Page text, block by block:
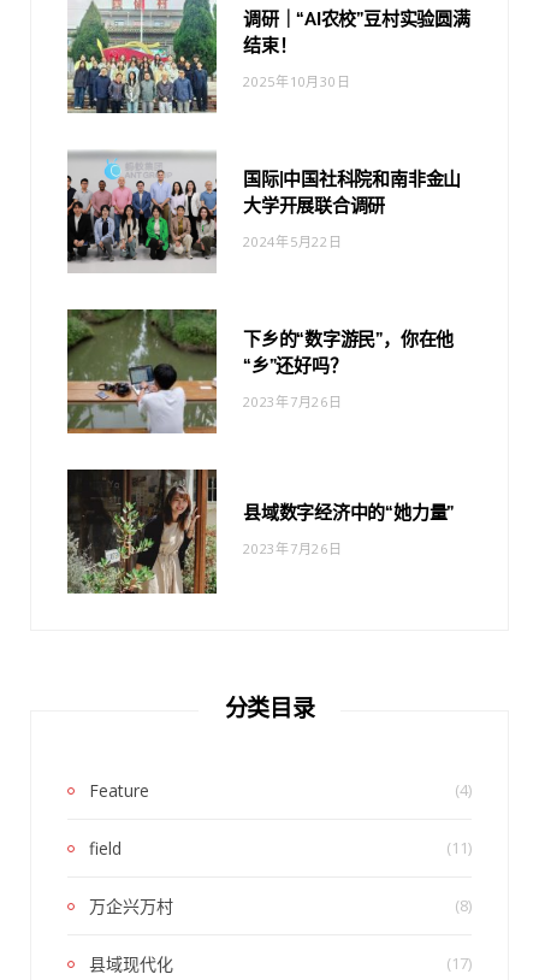
调研｜“AI农校”豆村实验圆满
结束！
2025年10月30日
国际|中国社科院和南非金山
大学开展联合调研
2024年5月22日
下乡的“数字游民”，你在他
“乡”还好吗？
2023年7月26日
县域数字经济中的“她力量”
2023年7月26日
分类目录
Feature (4)
field (11)
万企兴万村 (8)
县域现代化 (17)